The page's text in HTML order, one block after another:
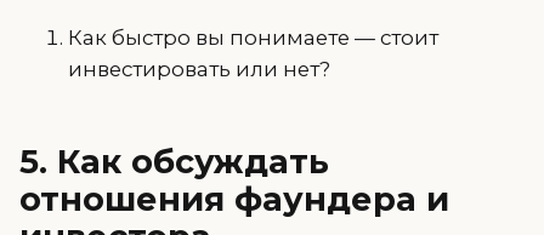
Как быстро вы понимаете — стоит
инвестировать или нет?
5. Как обсуждать
отношения фаундера и